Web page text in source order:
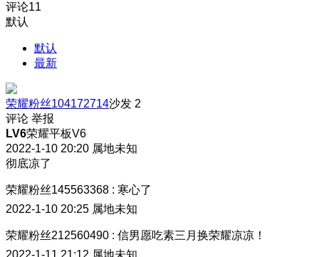
评论11
默认
默认
最新
荣耀粉丝104172714沙发 2
评论 举报
LV6荣耀平板V6
2022-1-10 20:20 属地未知
彻底凉了
荣耀粉丝145563368 : 寒心了
2022-1-10 20:25 属地未知
荣耀粉丝212560490 : 信男愿吃素三月换荣耀凉凉！